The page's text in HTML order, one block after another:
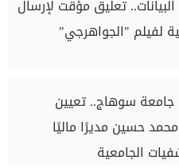
تعليق مؤقت لإرسال
لفيلم "الجواهرجي"
جامعة سوهاج.. تعيين
حسين مديرًا ماليًا
الجامعية